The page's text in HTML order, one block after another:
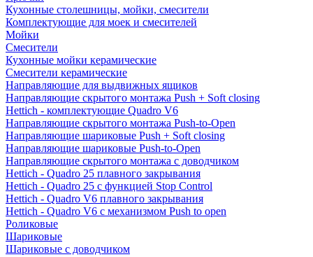
Кухонные столешницы, мойки, смесители
Комплектующие для моек и смесителей
Мойки
Смесители
Кухонные мойки керамические
Смесители керамические
Направляющие для выдвижных ящиков
Направляющие скрытого монтажа Push + Soft closing
Hettich - комплектующие Quadro V6
Направляющие скрытого монтажа Push-to-Open
Направляющие шариковые Push + Soft closing
Направляющие шариковые Push-to-Open
Направляющие скрытого монтажа с доводчиком
Hettich - Quadro 25 плавного закрывания
Hettich - Quadro 25 с функцией Stop Control
Hettich - Quadro V6 плавного закрывания
Hettich - Quadro V6 с механизмом Push to open
Роликовые
Шариковые
Шариковые с доводчиком